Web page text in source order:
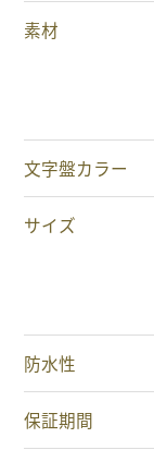
素材
文字盤カラー
サイズ
防水性
保証期間